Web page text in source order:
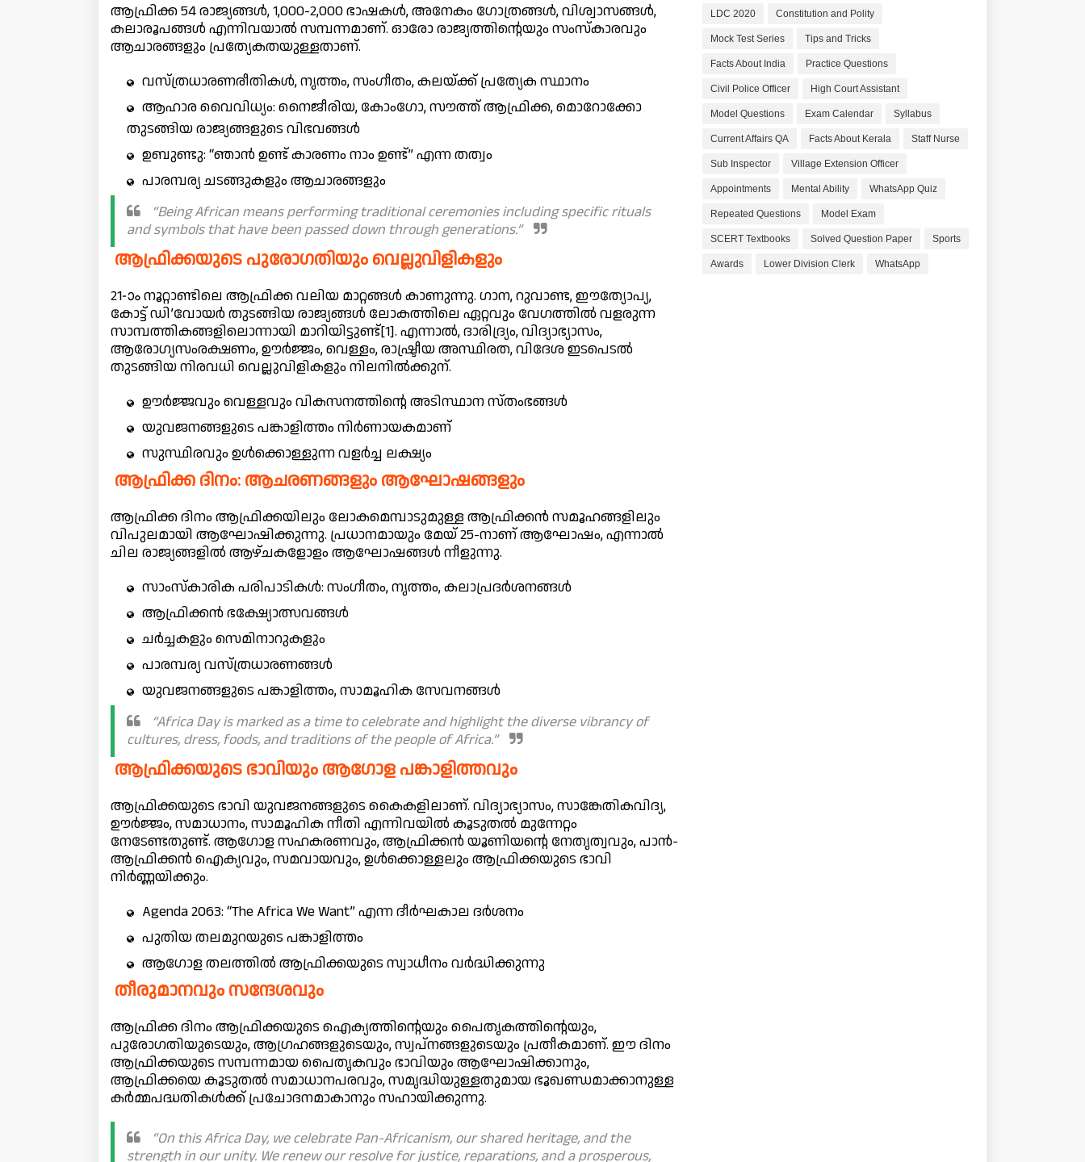
ആഫ്രിക്ക 54 രാജ്യങ്ങൾ, 1,000-2,000 ഭാഷകൾ, അനേകം ഗോത്രങ്ങൾ, വിശ്വാസങ്ങൾ,
കലാരൂപങ്ങൾ എന്നിവയാൽ സമ്പന്നമാണ്. ഓരോ രാജ്യത്തിന്റെയും സംസ്കാരവും
ആചാരങ്ങളും പ്രത്യേകതയുള്ളതാണ്.
വസ്ത്രധാരണരീതികൾ, നൃത്തം, സംഗീതം, കലയ്ക്ക് പ്രത്യേക സ്ഥാനം
ആഹാര വൈവിധ്യം: നൈജീരിയ, കോംഗോ, സൗത്ത് ആഫ്രിക്ക, മൊറോക്കോ
തുടങ്ങിയ രാജ്യങ്ങളുടെ വിഭവങ്ങൾ
ഉബുണ്ടു: “ഞാൻ ഉണ്ട് കാരണം നാം ഉണ്ട്” എന്ന തത്വം
പാരമ്പര്യ ചടങ്ങുകളും ആചാരങ്ങളും
“Being African means performing traditional ceremonies including specific rituals
and symbols that have been passed down through generations.”
ആഫ്രിക്കയുടെ പുരോഗതിയും വെല്ലുവിളികളും
21-ാം നൂറ്റാണ്ടിലെ ആഫ്രിക്ക വലിയ മാറ്റങ്ങൾ കാണുന്നു. ഗാന, റുവാണ്ട, ഈത്യോപ്യ,
കോട്ട് ഡി’വോയർ തുടങ്ങിയ രാജ്യങ്ങൾ ലോകത്തിലെ ഏറ്റവും വേഗത്തിൽ വളരുന്ന
സാമ്പത്തികങ്ങളിലൊന്നായി മാറിയിട്ടുണ്ട്[1]. എന്നാൽ, ദാരിദ്ര്യം, വിദ്യാഭ്യാസം,
ആരോഗ്യസംരക്ഷണം, ഊർജ്ജം, വെള്ളം, രാഷ്ട്രീയ അസ്ഥിരത, വിദേശ ഇടപെടൽ
തുടങ്ങിയ നിരവധി വെല്ലുവിളികളും നിലനിൽക്കുന്.
ഊർജ്ജവും വെള്ളവും വികസനത്തിന്റെ അടിസ്ഥാന സ്തംഭങ്ങൾ
യുവജനങ്ങളുടെ പങ്കാളിത്തം നിർണായകമാണ്
സുസ്ഥിരവും ഉൾക്കൊള്ളുന്ന വളർച്ച ലക്ഷ്യം
ആഫ്രിക്ക ദിനം: ആചരണങ്ങളും ആഘോഷങ്ങളും
ആഫ്രിക്ക ദിനം ആഫ്രിക്കയിലും ലോകമെമ്പാടുമുള്ള ആഫ്രിക്കൻ സമൂഹങ്ങളിലും
വിപുലമായി ആഘോഷിക്കുന്നു. പ്രധാനമായും മേയ് 25-നാണ് ആഘോഷം, എന്നാൽ
ചില രാജ്യങ്ങളിൽ ആഴ്ചകളോളം ആഘോഷങ്ങൾ നീളുന്നു.
സാംസ്‌കാരിക പരിപാടികൾ: സംഗീതം, നൃത്തം, കലാപ്രദർശനങ്ങൾ
ആഫ്രിക്കൻ ഭക്ഷ്യോത്സവങ്ങൾ
ചർച്ചകളും സെമിനാറുകളും
പാരമ്പര്യ വസ്ത്രധാരണങ്ങൾ
യുവജനങ്ങളുടെ പങ്കാളിത്തം, സാമൂഹിക സേവനങ്ങൾ
“Africa Day is marked as a time to celebrate and highlight the diverse vibrancy of
cultures, dress, foods, and traditions of the people of Africa.”
ആഫ്രിക്കയുടെ ഭാവിയും ആഗോള പങ്കാളിത്തവും
ആഫ്രിക്കയുടെ ഭാവി യുവജനങ്ങളുടെ കൈകളിലാണ്. വിദ്യാഭ്യാസം, സാങ്കേതികവിദ്യ,
ഊർജ്ജം, സമാധാനം, സാമൂഹിക നീതി എന്നിവയിൽ കൂടുതൽ മുന്നേറ്റം
നേടേണ്ടതുണ്ട്. ആഗോള സഹകരണവും, ആഫ്രിക്കൻ യൂണിയന്റെ നേതൃത്വവും, പാൻ-
ആഫ്രിക്കൻ ഐക്യവും, സമവായവും, ഉൾക്കൊള്ളലും ആഫ്രിക്കയുടെ ഭാവി
നിർണ്ണയിക്കും.
Agenda 2063: “The Africa We Want” എന്ന ദീർഘകാല ദർശനം
പുതിയ തലമുറയുടെ പങ്കാളിത്തം
ആഗോള തലത്തിൽ ആഫ്രിക്കയുടെ സ്വാധീനം വർദ്ധിക്കുന്നു
തീരുമാനവും സന്ദേശവും
ആഫ്രിക്ക ദിനം ആഫ്രിക്കയുടെ ഐക്യത്തിന്റെയും പൈതൃകത്തിന്റെയും,
പുരോഗതിയുടെയും, ആഗ്രഹങ്ങളുടെയും, സ്വപ്നങ്ങളുടെയും പ്രതീകമാണ്. ഈ ദിനം
ആഫ്രിക്കയുടെ സമ്പന്നമായ പൈതൃകവും ഭാവിയും ആഘോഷിക്കാനും,
ആഫ്രിക്കയെ കൂടുതൽ സമാധാനപരവും, സമൃദ്ധിയുള്ളതുമായ ഭൂഖണ്ഡമാക്കാനുള്ള
കർമ്മപദ്ധതികൾക്ക് പ്രചോദനമാകാനും സഹായിക്കുന്നു.
“On this Africa Day, we celebrate Pan-Africanism, our shared heritage, and the
strength in our unity. We renew our resolve for justice, reparations, and a prosperous,
LDC 2020 Constitution and Polity
Mock Test Series Tips and Tricks
Facts About India Practice Questions
Civil Police Officer High Court Assistant
Model Questions Exam Calendar Syllabus
Current Affairs QA Facts About Kerala Staff Nurse
Sub Inspector Village Extension Officer
Appointments Mental Ability WhatsApp Quiz
Repeated Questions Model Exam
SCERT Textbooks Solved Question Paper Sports
Awards Lower Division Clerk WhatsApp